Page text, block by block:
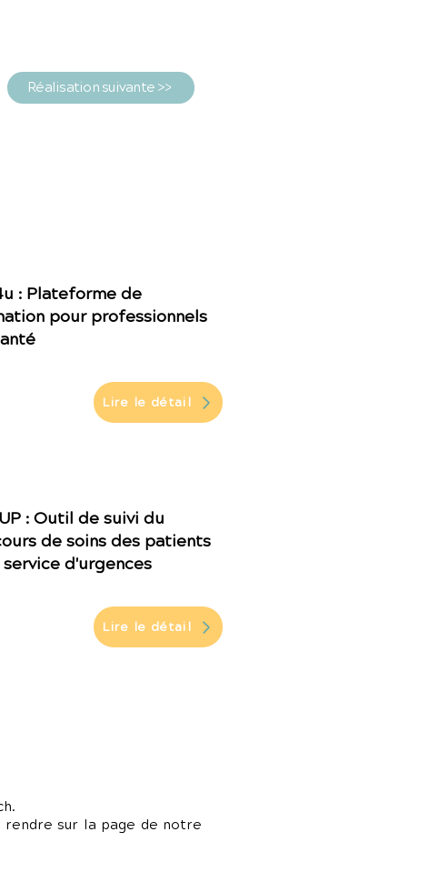
Réalisation suivante >>
: Plateforme de
pour professionnels
Lire le détail
: Outil de suivi du
de soins des patients
d'urgences
Lire le détail
sur la page de notre